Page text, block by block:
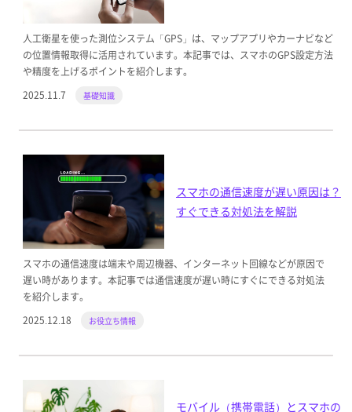
人工衛星を使った測位システム「GPS」は、マップアプリやカーナビなど
の位置情報取得に活用されています。本記事では、スマホのGPS設定方法
や精度を上げるポイントを紹介します。
2025.11.7
基礎知識
スマホの通信速度が遅い原因は？
すぐできる対処法を解説
スマホの通信速度は端末や周辺機器、インターネット回線などが原因で
遅い時があります。本記事では通信速度が遅い時にすぐにできる対処法
を紹介します。
2025.12.18
お役立ち情報
モバイル（携帯電話）とスマホの